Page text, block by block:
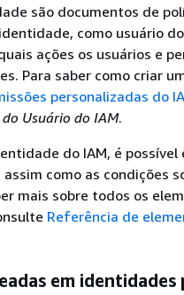
são documentos de
como usuário
ações os usuários e
Para saber como criar
personalizadas do
do Usuário do IAM.
do IAM, é possível
como as condições
mais sobre todos os
Referência de
em identidades